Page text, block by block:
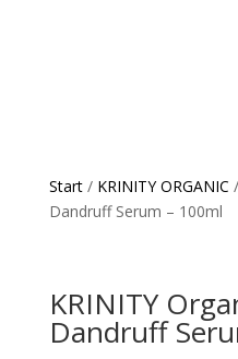
Start/ KRINITY ORGANIC
Dandruff Serum – 100ml
KRINITY
Dandruff